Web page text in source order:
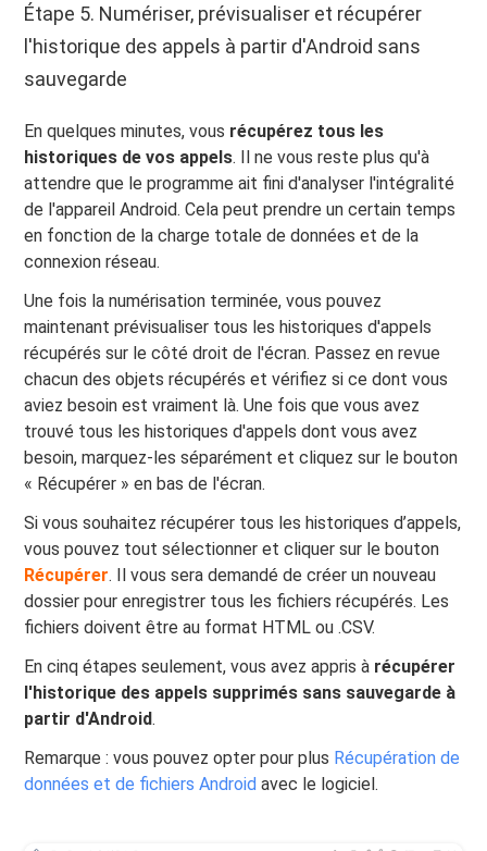
Étape 5. Numériser, prévisualiser et récupérer
l'historique des appels à partir d'Android sans
sauvegarde
En quelques minutes, vous récupérez tous les
historiques de vos appels. Il ne vous reste plus qu'à
attendre que le programme ait fini d'analyser l'intégralité
de l'appareil Android. Cela peut prendre un certain temps
en fonction de la charge totale de données et de la
connexion réseau.
Une fois la numérisation terminée, vous pouvez
maintenant prévisualiser tous les historiques d'appels
récupérés sur le côté droit de l'écran. Passez en revue
chacun des objets récupérés et vérifiez si ce dont vous
aviez besoin est vraiment là. Une fois que vous avez
trouvé tous les historiques d'appels dont vous avez
besoin, marquez-les séparément et cliquez sur le bouton
« Récupérer » en bas de l'écran.
Si vous souhaitez récupérer tous les historiques d’appels,
vous pouvez tout sélectionner et cliquer sur le bouton
Récupérer. Il vous sera demandé de créer un nouveau
dossier pour enregistrer tous les fichiers récupérés. Les
fichiers doivent être au format HTML ou .CSV.
En cinq étapes seulement, vous avez appris à récupérer
l'historique des appels supprimés sans sauvegarde à
partir d'Android.
Remarque : vous pouvez opter pour plus Récupération de
données et de fichiers Android avec le logiciel.